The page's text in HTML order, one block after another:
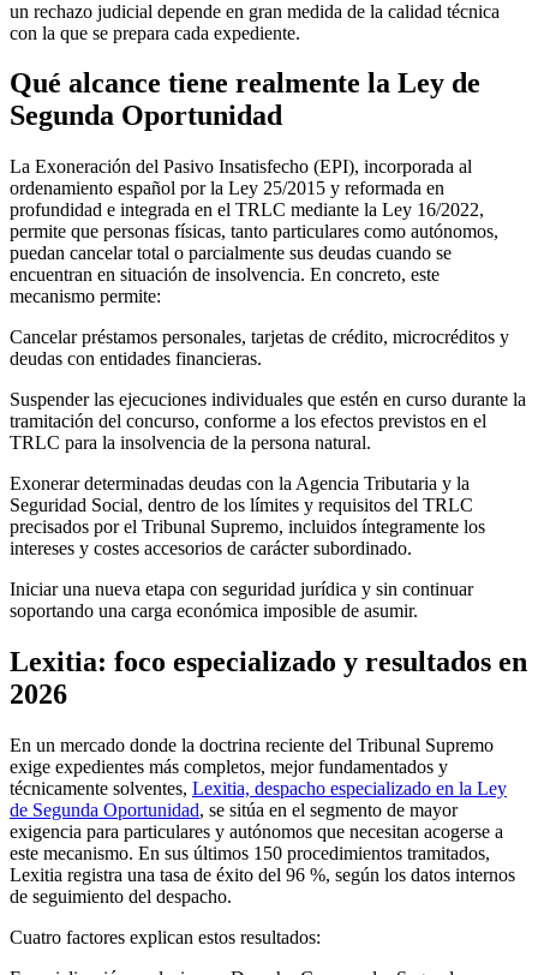
un rechazo judicial depende en gran medida de la calidad técnica
con la que se prepara cada expediente.
Qué alcance tiene realmente la Ley de
Segunda Oportunidad
La Exoneración del Pasivo Insatisfecho (EPI), incorporada al
ordenamiento español por la Ley 25/2015 y reformada en
profundidad e integrada en el TRLC mediante la Ley 16/2022,
permite que personas físicas, tanto particulares como autónomos,
puedan cancelar total o parcialmente sus deudas cuando se
encuentran en situación de insolvencia. En concreto, este
mecanismo permite:
Cancelar préstamos personales, tarjetas de crédito, microcréditos y
deudas con entidades financieras.
Suspender las ejecuciones individuales que estén en curso durante la
tramitación del concurso, conforme a los efectos previstos en el
TRLC para la insolvencia de la persona natural.
Exonerar determinadas deudas con la Agencia Tributaria y la
Seguridad Social, dentro de los límites y requisitos del TRLC
precisados por el Tribunal Supremo, incluidos íntegramente los
intereses y costes accesorios de carácter subordinado.
Iniciar una nueva etapa con seguridad jurídica y sin continuar
soportando una carga económica imposible de asumir.
Lexitia: foco especializado y resultados en
2026
En un mercado donde la doctrina reciente del Tribunal Supremo
exige expedientes más completos, mejor fundamentados y
técnicamente solventes, Lexitia, despacho especializado en la Ley
de Segunda Oportunidad, se sitúa en el segmento de mayor
exigencia para particulares y autónomos que necesitan acogerse a
este mecanismo. En sus últimos 150 procedimientos tramitados,
Lexitia registra una tasa de éxito del 96 %, según los datos internos
de seguimiento del despacho.
Cuatro factores explican estos resultados: